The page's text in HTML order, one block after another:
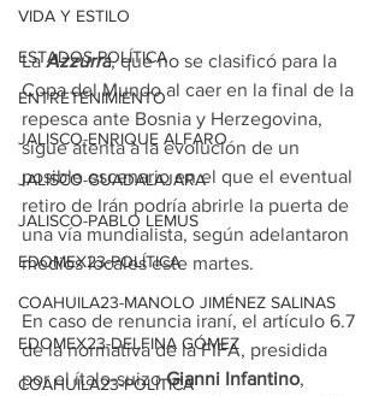
VIDA Y ESTILO
ESTADOS-POLÍTICA
ENTRETENIMIENTO
JALISCO-ENRIQUE ALFARO
JALISCO-GUADALAJARA
JALISCO-PABLO LEMUS
EDOMEX23-POLÍTICA
COAHUILA23-MANOLO JIMÉNEZ SALINAS
EDOMEX23-DELFINA GÓMEZ
COAHUILA23-POLÍTICA
La Azzurra, que no se clasificó para la
Copa del Mundo al caer en la final de la
repesca ante Bosnia y Herzegovina,
sigue atenta a la evolución de un
posible escenario en el que el eventual
retiro de Irán podría abrirle la puerta de
una vía mundialista, según adelantaron
medios locales este martes.
En caso de renuncia iraní, el artículo 6.7
de la normativa de la FIFA, presidida
por el ítalo-suizo Gianni Infantino,